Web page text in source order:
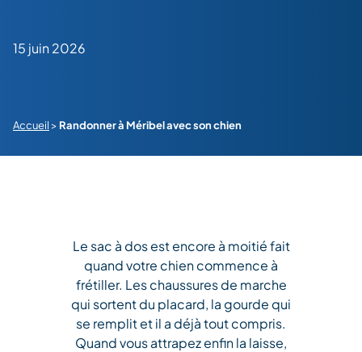
15 juin 2026
Accueil > Randonner à Méribel avec son chien
Le sac à dos est encore à moitié fait
quand votre chien commence à
frétiller. Les chaussures de marche
qui sortent du placard, la gourde qui
se remplit et il a déjà tout compris.
Quand vous attrapez enfin la laisse,